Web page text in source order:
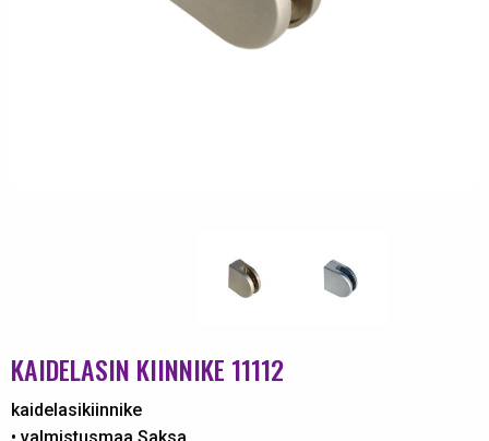
KAIDELASIN KIINNIKE 11112
kaidelasikiinnike